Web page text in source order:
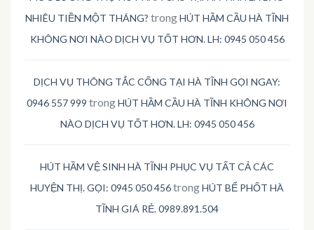
NHIÊU TIỀN MỘT THÁNG? trongHÚT HẦM CẦU HÀ TĨNH
KHÔNG NƠI NÀO DỊCH VỤ TỐT HƠN. LH: 0945 050 456
DỊCH VỤ THÔNG TẮC CỐNG TẠI HÀ TĨNH GỌI NGAY:
0946 557 999 trongHÚT HẦM CẦU HÀ TĨNH KHÔNG NƠI
NÀO DỊCH VỤ TỐT HƠN. LH: 0945 050 456
HÚT HẦM VỆ SINH HÀ TĨNH PHỤC VỤ TẤT CẢ CÁC
HUYỆN THỊ. GỌI: 0945 050 456trongHÚT BỂ PHỐT HÀ
TĨNH GIÁ RẺ. 0989.891.504